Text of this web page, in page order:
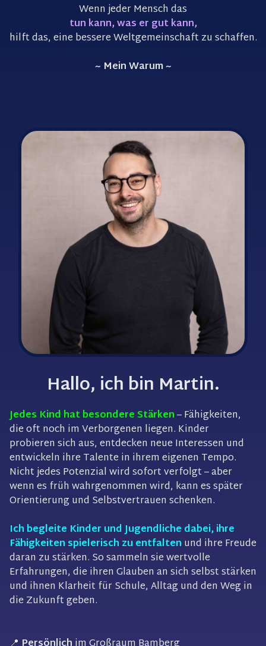
Wenn jeder Mensch das
tun kann, was er gut kann,
hilft das, eine bessere Weltgemeinschaft zu schaffen.
~ Mein Warum ~
Hallo, ich bin Martin.
Jedes Kind hat besondere Stärken– Fähigkeiten,
die oft noch im Verborgenen liegen. Kinder
probieren sich aus, entdecken neue Interessen und
entwickeln ihre Talente in ihrem eigenen Tempo.
Nicht jedes Potenzial wird sofort verfolgt – aber
wenn es früh wahrgenommen wird, kann es später
Orientierung und Selbstvertrauen schenken.
Ich begleite Kinder und Jugendliche dabei, ihre
Fähigkeiten spielerisch zu entfalten und ihre Freude
daran zu stärken. So sammeln sie wertvolle
Erfahrungen, die ihren Glauben an sich selbst stärken
und ihnen Klarheit für Schule, Alltag und den Weg in
die Zukunft geben.